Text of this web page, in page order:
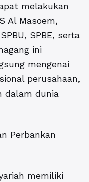
melakukan
Al Masoem,
SPBE, serta
ini
mengenai
perusahaan,
dalam dunia
Perbankan
memiliki